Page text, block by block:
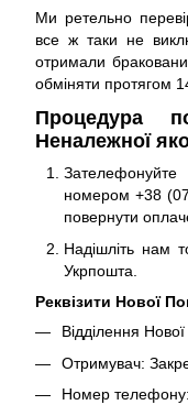
Ми ретельно
все ж таки не
отримали
обміняти протягом
Процедура
Неналежної
номером +38
повернути
Надішліть нам
Укрпошта.
Реквізити Нової
Відділення
Отримувач:
Номер